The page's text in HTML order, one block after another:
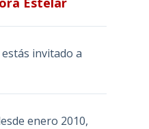
invitado a
enero 2010,